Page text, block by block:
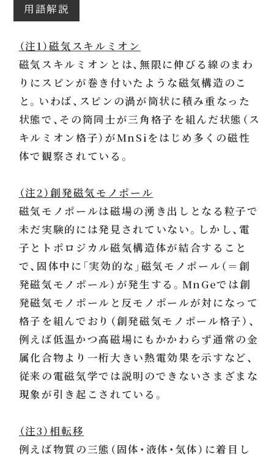
用語解説
（注1）磁気スキルミオン
磁気スキルミオンとは、無限に伸びる線のまわ
りにスピンが巻き付いたような磁気構造のこ
と。いわば、スピンの渦が筒状に積み重なった
状態で、その筒同士が三角格子を組んだ状態（ス
キルミオン格子）がMnSiをはじめ多くの磁性
体で観察されている。
（注2）創発磁気モノポール
磁気モノポールは磁場の湧き出しとなる粒子で
未だ実験的には発見されていない。しかし、電
子とトポロジカル磁気構造体が結合すること
で、固体中に「実効的な」磁気モノポール（＝創
発磁気モノポール）が発生する。MnGeでは創
発磁気モノポールと反モノポールが対になって
格子を組んでおり（創発磁気モノポール格子）、
例えば低温かつ高磁場にもかかわらず通常の金
属化合物より一桁大きい熱電効果を示すなど、
従来の電磁気学では説明のできないさまざまな
現象が引き起こされている。
（注3）相転移
例えば物質の三態（固体・液体・気体）に着目し